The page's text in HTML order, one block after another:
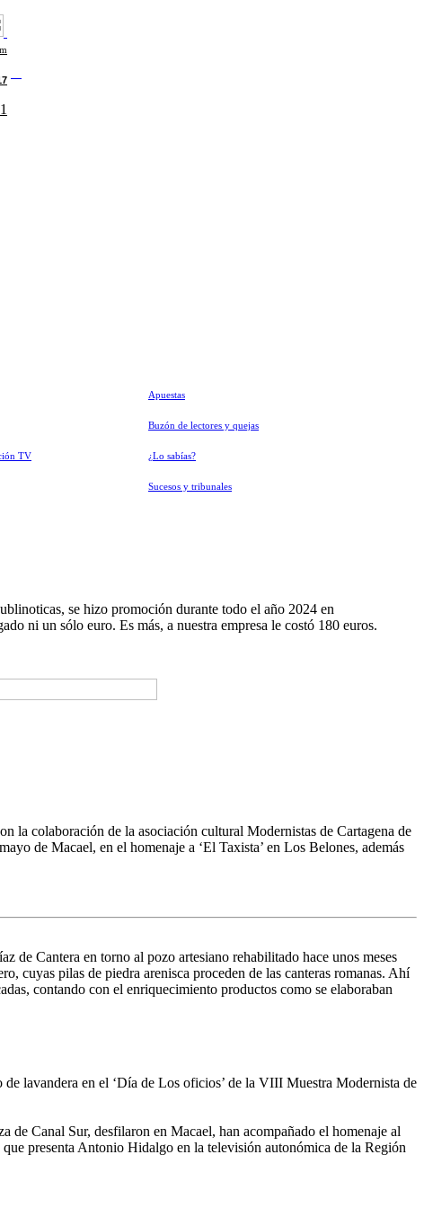
TV
Apuestas
Buzón de lectores y quejas
¿Lo sabías?
Sucesos y tribunales
se hizo promoción durante todo el año 2024 en
ni un sólo euro. Es más, a nuestra empresa le costó 180 euros.
la colaboración de la asociación cultural Modernistas de Cartagena de
de Macael, en el homenaje a ‘El Taxista’ en Los Belones, además
de Cantera en torno al pozo artesiano rehabilitado hace unos meses
cuyas pilas de piedra arenisca proceden de las canteras romanas. Ahí
contando con el enriquecimiento productos como se elaboraban
lavandera en el ‘Día de Los oficios’ de la VIII Muestra Modernista de
de Canal Sur, desfilaron en Macael, han acompañado el homenaje al
presenta Antonio Hidalgo en la televisión autonómica de la Región